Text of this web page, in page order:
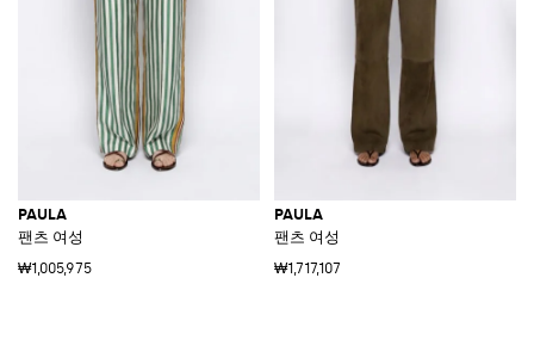
PAULA
팬츠 여성
₩1,005,975
PAULA
팬츠 여성
₩1,717,107